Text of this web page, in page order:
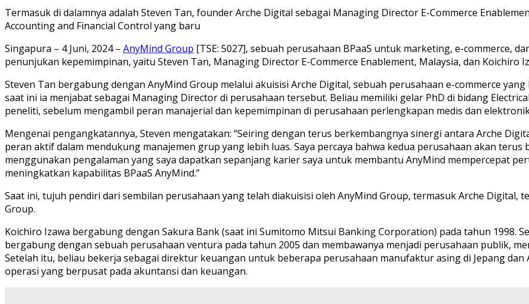
Termasuk di dalamnya adalah Steven Tan, founder Arche Digital sebagai Managing Director E-Commerce
Accounting and Financial Control yang baru
Singapura – 4 Juni, 2024 – AnyMind Group [TSE: 5027], sebuah perusahaan BPaaS untuk marketing, e-commerce,
penunjukan kepemimpinan, yaitu Steven Tan, Managing Director E-Commerce Enablement, Malaysia, dan Koichiro
Steven Tan bergabung dengan AnyMind Group melalui akuisisi Arche Digital, sebuah perusahaan e-commerce
saat ini ia menjabat sebagai Managing Director di perusahaan tersebut. Beliau memiliki gelar PhD di bidang
peneliti, sebelum mengambil peran manajerial dan kepemimpinan di perusahaan perlengkapan medis dan
Mengenai pengangkatannya, Steven mengatakan: “Seiring dengan terus berkembangnya sinergi antara Arche
peran aktif dalam mendukung manajemen grup yang lebih luas. Saya percaya bahwa kedua perusahaan akan
menggunakan pengalaman yang saya dapatkan sepanjang karier saya untuk membantu AnyMind mempercepat
meningkatkan kapabilitas BPaaS AnyMind.”
Saat ini, tujuh pendiri dari sembilan perusahaan yang telah diakuisisi oleh AnyMind Group, termasuk Arche Digital,
Group.
Koichiro Izawa bergabung dengan Sakura Bank (saat ini Sumitomo Mitsui Banking Corporation) pada tahun 1998.
bergabung dengan sebuah perusahaan ventura pada tahun 2005 dan membawanya menjadi perusahaan publik,
Setelah itu, beliau bekerja sebagai direktur keuangan untuk beberapa perusahaan manufaktur asing di Jepang
operasi yang berpusat pada akuntansi dan keuangan.